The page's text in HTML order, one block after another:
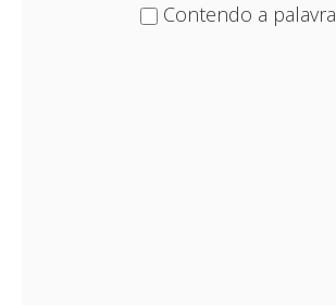
Contendo a palavra